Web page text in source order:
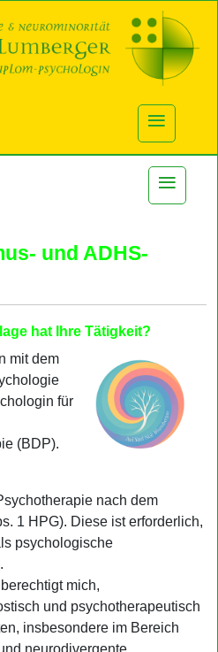
≡
≡
und ADHS-
hat Ihre Tätigkeit?
mit dem
für
(BDP).
nach dem
1 HPG). Diese ist erforderlich,
psychologische
mich,
und psychotherapeutisch
insbesondere im Bereich
neurodivergente